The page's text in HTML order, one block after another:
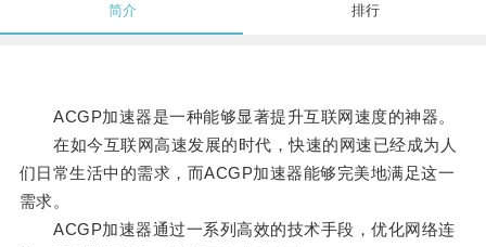
简介 排行
ACGP加速器是一种能够显著提升互联网速度的神器。
在如今互联网高速发展的时代，快速的网速已经成为人
们日常生活中的需求，而ACGP加速器能够完美地满足这一
需求。
ACGP加速器通过一系列高效的技术手段，优化网络连